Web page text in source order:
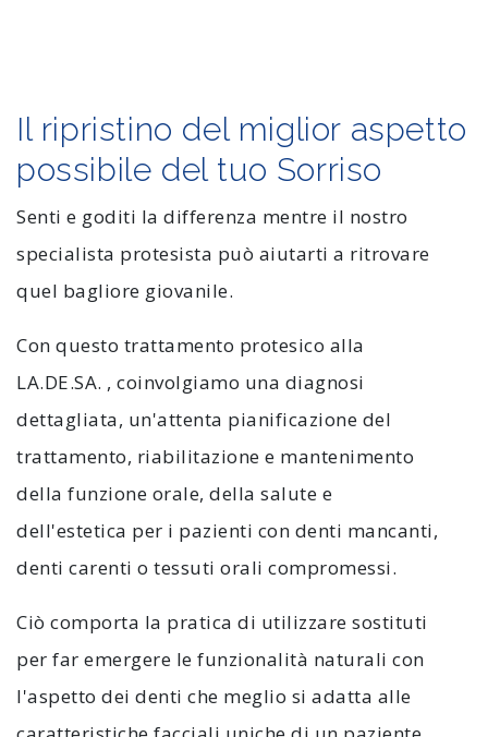
Il ripristino del miglior aspetto
possibile del tuo Sorriso
Senti e goditi la differenza mentre il nostro
specialista protesista può aiutarti a ritrovare
quel bagliore giovanile.
Con questo trattamento protesico alla
LA.DE.SA. , coinvolgiamo una diagnosi
dettagliata, un'attenta pianificazione del
trattamento, riabilitazione e mantenimento
della funzione orale, della salute e
dell'estetica per i pazienti con denti mancanti,
denti carenti o tessuti orali compromessi.
Ciò comporta la pratica di utilizzare sostituti
per far emergere le funzionalità naturali con
l'aspetto dei denti che meglio si adatta alle